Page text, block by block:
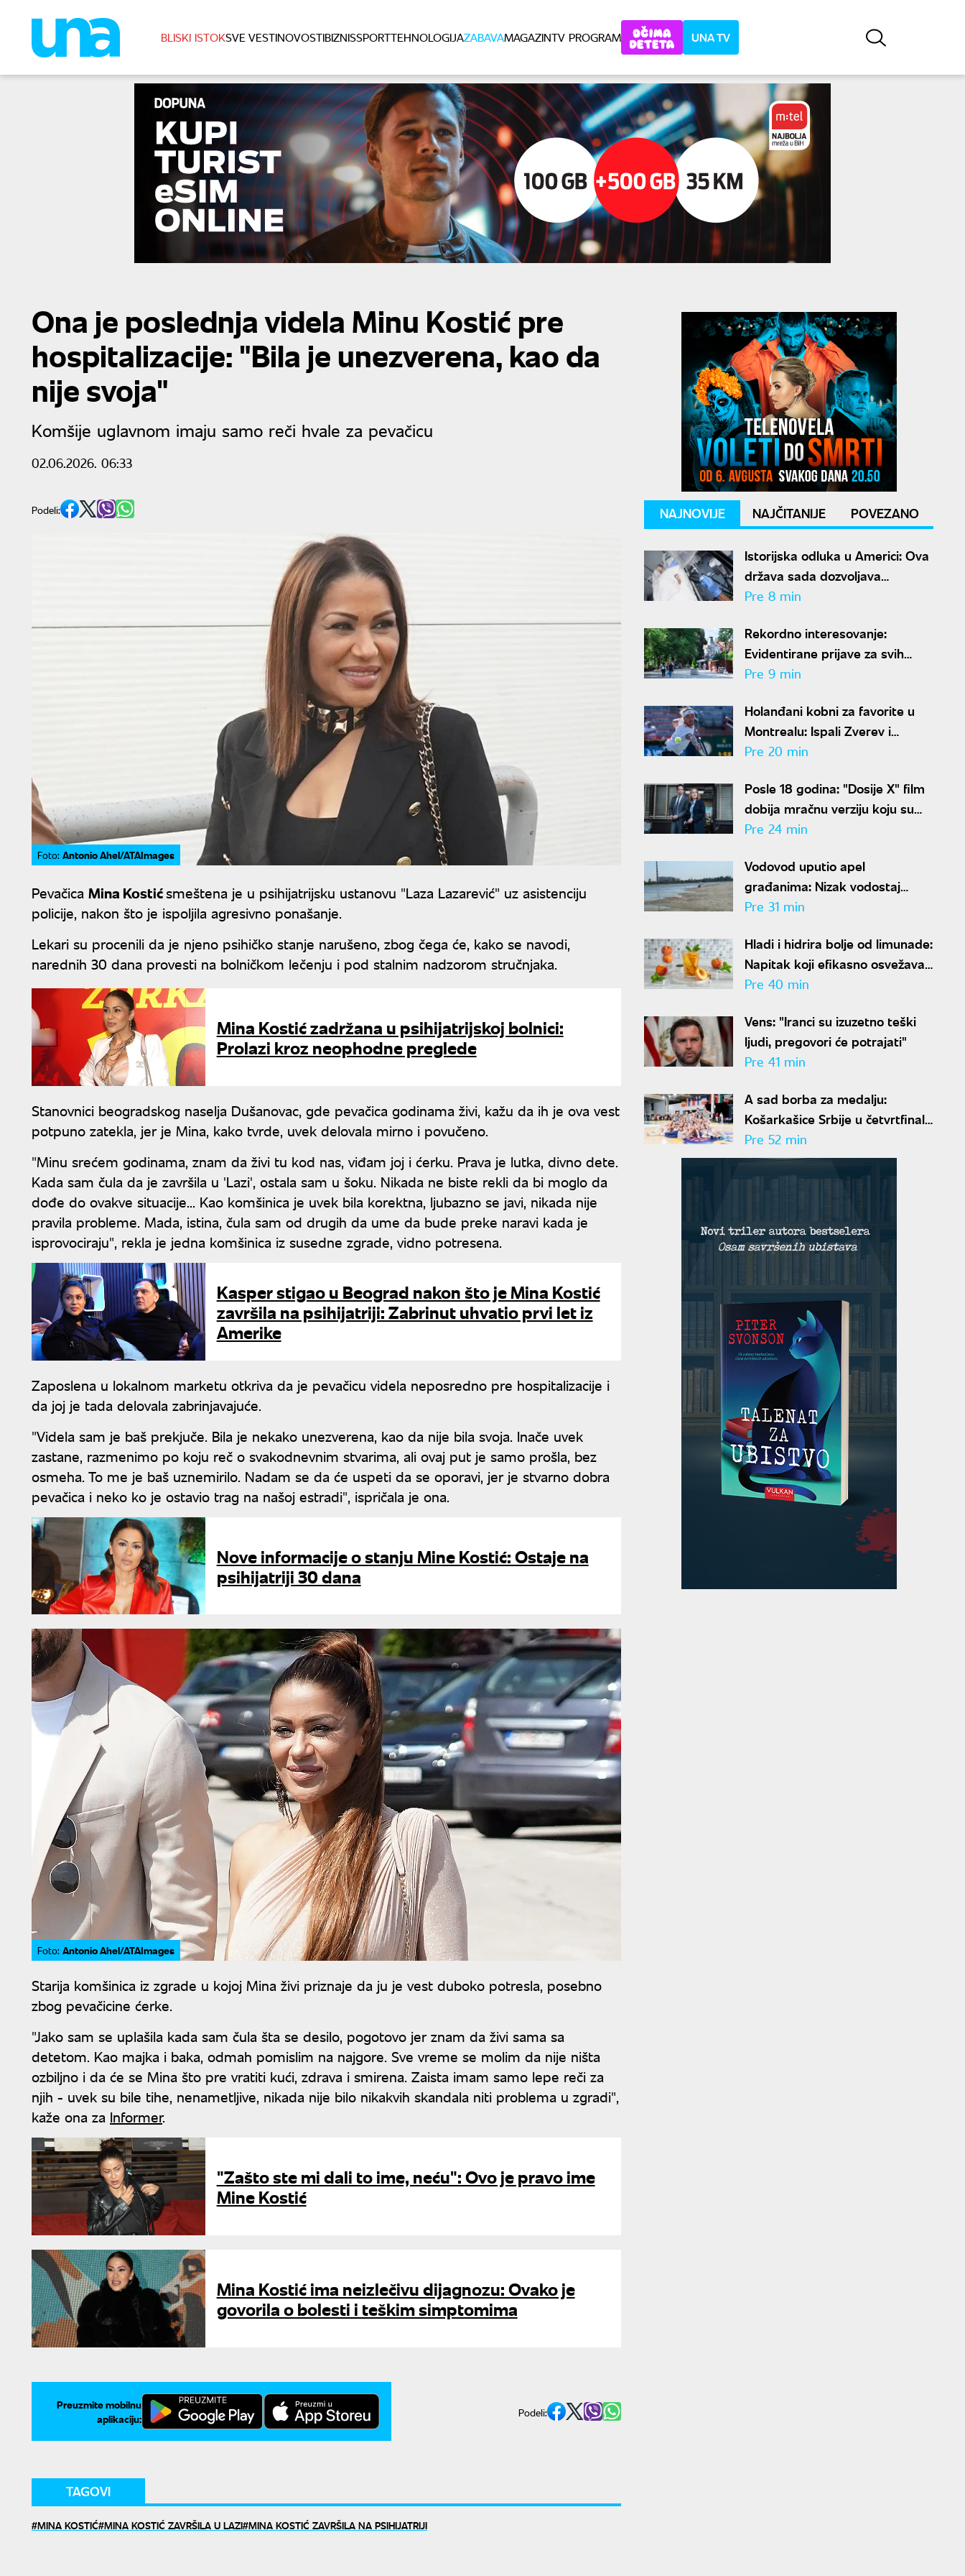
BLISKI ISTOKSVE VESTINOVOSTIBIZNISSPORTTEHNOLOGIJAZABAVAMAGAZINTV PROGRAM UNA TV
Ona je poslednja videla Minu Kostić pre
hospitalizacije: "Bila je unezverena, kao da
nije svoja"
Komšije uglavnom imaju samo reči hvale za pevačicu
02.06.2026. 06:33
Podeli:
Foto: Antonio Ahel/ATAImages
Pevačica Mina Kostićsmeštena je u psihijatrijsku ustanovu "Laza Lazarević" uz asistenciju
policije, nakon što je ispoljila agresivno ponašanje.
Lekari su procenili da je njeno psihičko stanje narušeno, zbog čega će, kako se navodi,
narednih 30 dana provesti na bolničkom lečenju i pod stalnim nadzorom stručnjaka.
Mina Kostić zadržana u psihijatrijskoj bolnici:
Prolazi kroz neophodne preglede
Stanovnici beogradskog naselja Dušanovac, gde pevačica godinama živi, kažu da ih je ova vest
potpuno zatekla, jer je Mina, kako tvrde, uvek delovala mirno i povučeno.
"Minu srećem godinama, znam da živi tu kod nas, viđam joj i ćerku. Prava je lutka, divno dete.
Kada sam čula da je završila u 'Lazi', ostala sam u šoku. Nikada ne biste rekli da bi moglo da
dođe do ovakve situacije... Kao komšinica je uvek bila korektna, ljubazno se javi, nikada nije
pravila probleme. Mada, istina, čula sam od drugih da ume da bude preke naravi kada je
isprovociraju", rekla je jedna komšinica iz susedne zgrade, vidno potresena.
Kasper stigao u Beograd nakon što je Mina Kostić
završila na psihijatriji: Zabrinut uhvatio prvi let iz
Amerike
Zaposlena u lokalnom marketu otkriva da je pevačicu videla neposredno pre hospitalizacije i
da joj je tada delovala zabrinjavajuće.
"Videla sam je baš prekjuče. Bila je nekako unezverena, kao da nije bila svoja. Inače uvek
zastane, razmenimo po koju reč o svakodnevnim stvarima, ali ovaj put je samo prošla, bez
osmeha. To me je baš uznemirilo. Nadam se da će uspeti da se oporavi, jer je stvarno dobra
pevačica i neko ko je ostavio trag na našoj estradi", ispričala je ona.
Nove informacije o stanju Mine Kostić: Ostaje na
psihijatriji 30 dana
Foto: Antonio Ahel/ATAImages
Starija komšinica iz zgrade u kojoj Mina živi priznaje da ju je vest duboko potresla, posebno
zbog pevačicine ćerke.
"Jako sam se uplašila kada sam čula šta se desilo, pogotovo jer znam da živi sama sa
detetom. Kao majka i baka, odmah pomislim na najgore. Sve vreme se molim da nije ništa
ozbiljno i da će se Mina što pre vratiti kući, zdrava i smirena. Zaista imam samo lepe reči za
njih - uvek su bile tihe, nenametljive, nikada nije bilo nikakvih skandala niti problema u zgradi",
kaže ona za Informer.
"Zašto ste mi dali to ime, neću": Ovo je pravo ime
Mine Kostić
Mina Kostić ima neizlečivu dijagnozu: Ovako je
govorila o bolesti i teškim simptomima
Preuzmite mobilnu
aplikaciju:
Podeli:
TAGOVI
MINA KOSTIĆ MINA KOSTIĆ ZAVRŠILA U LAZI MINA KOSTIĆ ZAVRŠILA NA PSIHIJATRIJI
NAJNOVIJE NAJČITANIJE POVEZANO
Istorijska odluka u Americi: Ova
država sada dozvoljava
pacijentima da sami okončaju
Pre 8 min
Rekordno interesovanje:
Evidentirane prijave za svih
30.000 turističkih vaučera za
Pre 9 min
Holanđani kobni za favorite u
Montrealu: Ispali Zverev i
Medvedev
Pre 20 min
Posle 18 godina: "Dosije X" film
dobija mračnu verziju koju su
mnogi čekali
Pre 24 min
Vodovod uputio apel
građanima: Nizak vodostaj
Dunava opterećuje sistem,
Pre 31 min
Hladi i hidrira bolje od limunade:
Napitak koji efikasno osvežava
tokom paklenih vrućina
Pre 40 min
Vens: "Iranci su izuzetno teški
ljudi, pregovori će potrajati"
Pre 41 min
A sad borba za medalju:
Košarkašice Srbije u četvrtfinalu
Evropskog prvenstva
Pre 52 min